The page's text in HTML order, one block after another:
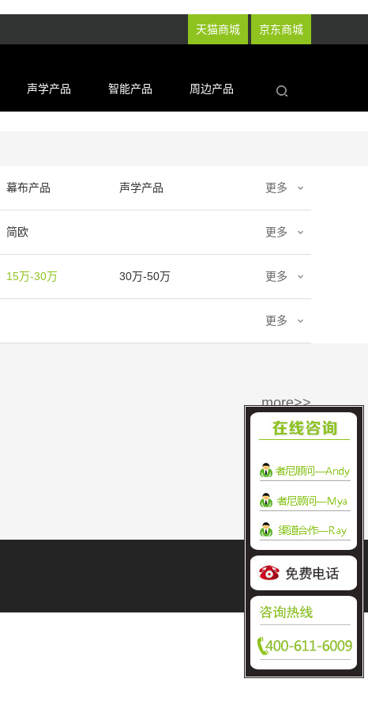
天猫商城 京东商城
声学产品 智能产品 周边产品
幕布产品 声学产品 更多
简欧 更多
15万-30万 30万-50万 更多
更多
more>>